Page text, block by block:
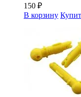
150 ₽
В корзину